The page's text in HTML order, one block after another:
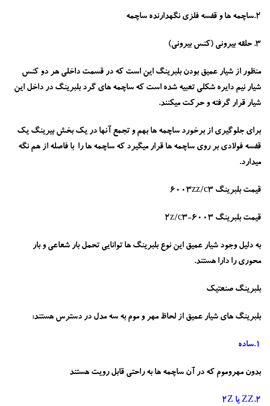
2.ساچمه ها و قفسه فلزی نگهدارنده ساچمه
3. حلقه بیرونی (کنس بیرونی)
منظور از شیار عمیق بودن بلبرینگ این است که در قسمت داخلی هر دو کنس
شیار نیم دایره شکلی تعبیه شده است که ساچمه های گرد بلبرینگ در داخل این
شیار قرار گرفته و حرکت میکنند.
برای جلوگیری از برخورد ساچمه ها بهم و تجمع آنها در یک بخش بیرینگ یک
قفسه فولادی بر روی ساچمه ها قرار میگیرد که ساچمه ها را با فاصله از هم نگه
میدارد.
قیمت بلبرینگ 6003zz/c3
قیمت بلبرینگ 6003-2z/c3
به دلیل وجود شیار عمیق این نوع بلبرینگ ها توانایی تحمل بار شعاعی و بار
محوری را دارا هستند.
بلبرینگ صنعتیک
بلبرینگ های شیار عمیق از لحاظ مهر و موم به سه مدل در دسترس هستند:
1.ساده
بدون مهروموم که در آن ساچمه ها به راحتی قابل رویت هستند
2.ZZ یا 2Z